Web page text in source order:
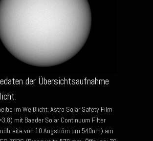
der Übersichtsaufnahme
im Weißlicht; Astro Solar Safety Film
mit Baader Solar Continuum Filter
von 10 Angström um 540nm) am